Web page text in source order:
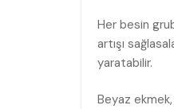
Her besin
artışı
yaratabilir.
Beyaz